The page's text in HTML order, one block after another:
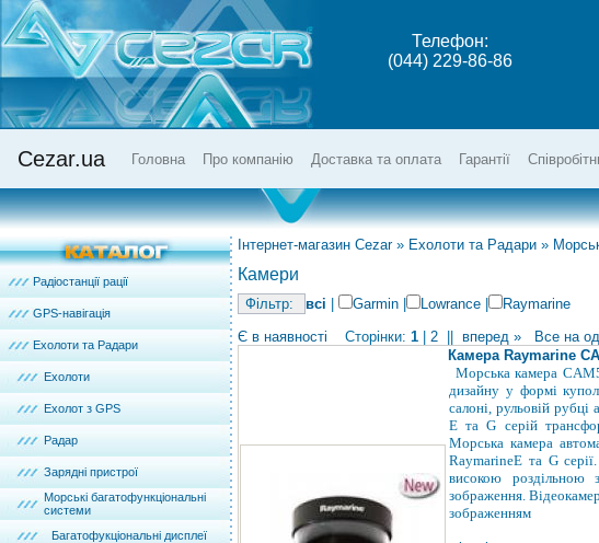
Телефон:
(044) 229-86-86
Cezar.ua Головна Про компанію Доставка та оплата Гарантії
Радіостанції рації
GPS-навігація
Ехолоти та Радари
Ехолоти
Ехолот з GPS
Радар
Зарядні пристрої
Морські багатофункціональні
системи
Багатофукціональні дисплеї
Інтернет-магазин Cezar » Ехолоти та Радари »
Камери
всі
Garmin Lowrance
Raymarine
Є в наявності Сторінки: 1 2 вперед »
Все на
Камера Raymarine
Морська камера
дизайну у формі
салоні, рульовій
E та G серій
Морська камера
RaymarineЕ та G
високою роздільною
зображення.
зображенням